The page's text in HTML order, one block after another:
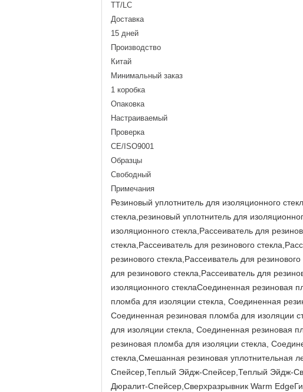
TT/LC
Доставка
15 дней
Производство
Китай
Минимальный заказ
1 коробка
Опаковка
Настраиваемый
Проверка
CE/ISO9001
Образцы
Свободный
Примечания
Резиновый уплотнитель для изоляционного
стекла,резиновый уплотнитель для
изоляционного стекла,Рассеиватель для
стекла,Рассеиватель для резинового
резинового стекла,Рассеиватель для
для резинового стекла,Рассеиватель для
изоляционного стеклаСоединенная резиновая
пломба для изоляции стекла, Соединенная
Соединенная резиновая пломба для изоляции
для изоляции стекла, Соединенная резиновая
резиновая пломба для изоляции стекла,
стекла,Смешанная резиновая уплотнительная
Спейсер,Теплый Эйдж-Спейсер,Теплый Эйдж-
Дюралит-Спейсер,Сверхразрывник Warm